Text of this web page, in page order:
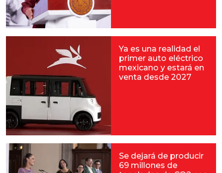
Ya es una realidad el
primer auto eléctrico
mexicano y estará en
venta desde 2027
Se dejará de producir
69 millones de